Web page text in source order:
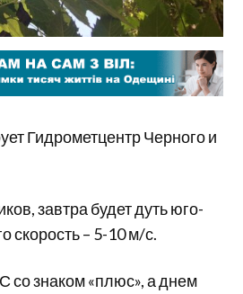
Гидрометцентр Черного и
завтра будет дуть юго-
скорость – 5-10 м/с.
со знаком «плюс», а днем